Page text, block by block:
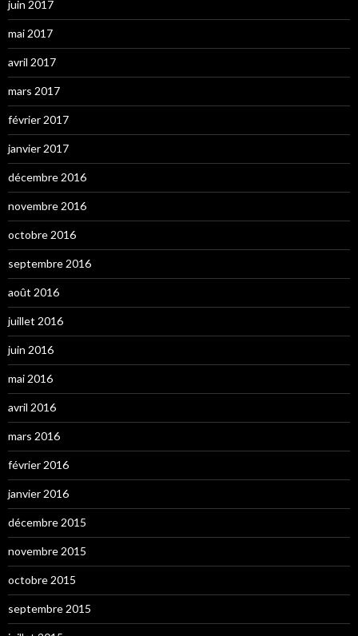
juin 2017
mai 2017
avril 2017
mars 2017
février 2017
janvier 2017
décembre 2016
novembre 2016
octobre 2016
septembre 2016
août 2016
juillet 2016
juin 2016
mai 2016
avril 2016
mars 2016
février 2016
janvier 2016
décembre 2015
novembre 2015
octobre 2015
septembre 2015